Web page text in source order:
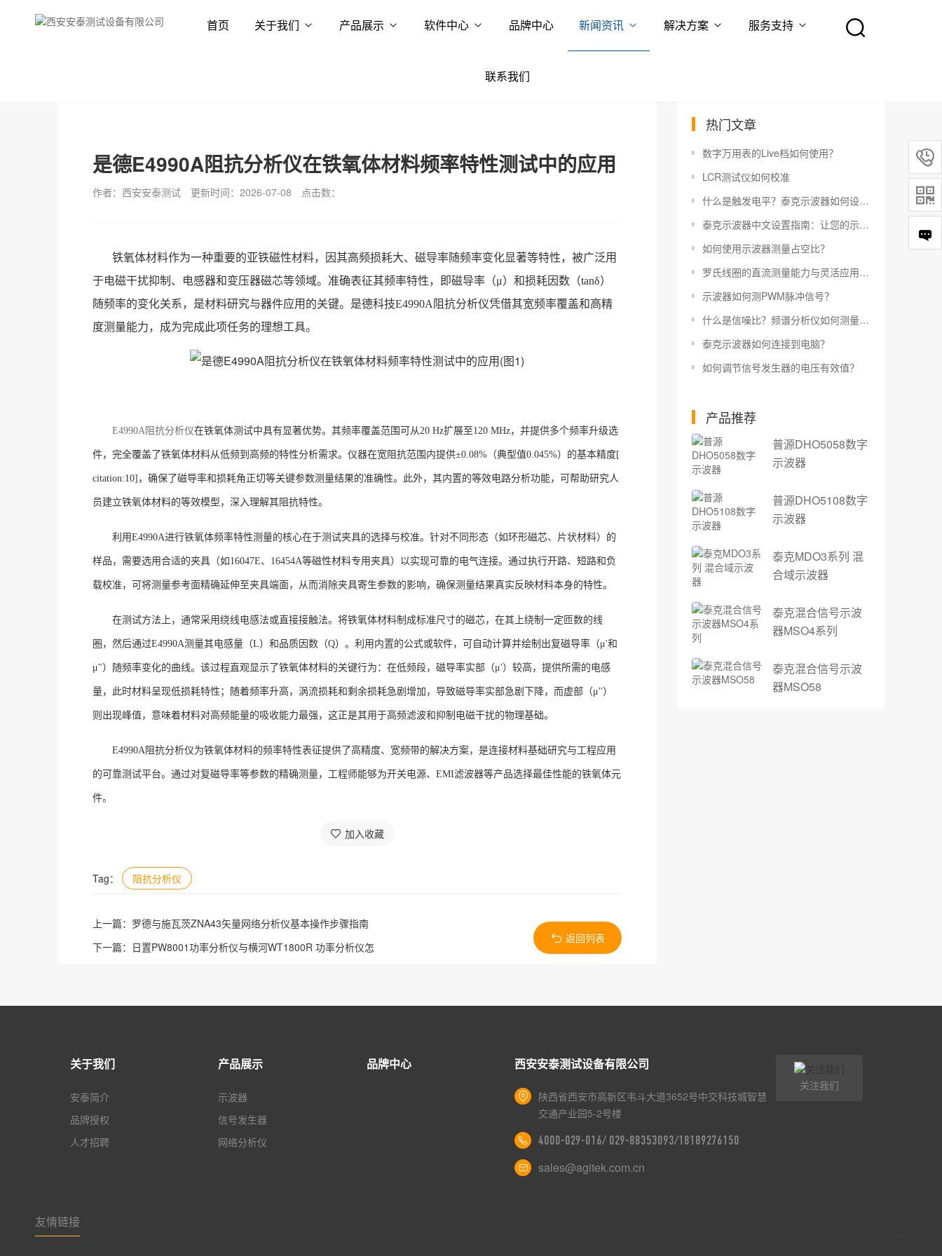
首页 关于我们 产品展示 软件中心 品牌中心 新闻资讯 解决方案 服务支持
联系我们
是德E4990A阻抗分析仪在铁氧体材料频率特性测试中的应用
作者：西安安泰测试 更新时间：2026-07-08 点击数：
铁氧体材料作为一种重要的亚铁磁性材料，因其高频损耗大、磁导率随频率变化显著等特性，被广泛用
于电磁干扰抑制、电感器和变压器磁芯等领域。准确表征其频率特性，即磁导率（μ）和损耗因数（tanδ）
随频率的变化关系，是材料研究与器件应用的关键。是德科技E4990A阻抗分析仪凭借其宽频率覆盖和高精
度测量能力，成为完成此项任务的理想工具。
E4990A阻抗分析仪在铁氧体测试中具有显著优势。其频率覆盖范围可从20 Hz扩展至120 MHz，并提供多个频率升级选
件，完全覆盖了铁氧体材料从低频到高频的特性分析需求。仪器在宽阻抗范围内提供±0.08%（典型值0.045%）的基本精度[
citation:10]，确保了磁导率和损耗角正切等关键参数测量结果的准确性。此外，其内置的等效电路分析功能，可帮助研究人
员建立铁氧体材料的等效模型，深入理解其阻抗特性。
利用E4990A进行铁氧体频率特性测量的核心在于测试夹具的选择与校准。针对不同形态（如环形磁芯、片状材料）的
样品，需要选用合适的夹具（如16047E、16454A等磁性材料专用夹具）以实现可靠的电气连接。通过执行开路、短路和负
载校准，可将测量参考面精确延伸至夹具端面，从而消除夹具寄生参数的影响，确保测量结果真实反映材料本身的特性。
在测试方法上，通常采用绕线电感法或直接接触法。将铁氧体材料制成标准尺寸的磁芯，在其上绕制一定匝数的线
圈，然后通过E4990A测量其电感量（L）和品质因数（Q）。利用内置的公式或软件，可自动计算并绘制出复磁导率（μ'和
μ''）随频率变化的曲线。该过程直观显示了铁氧体材料的关键行为：在低频段，磁导率实部（μ'）较高，提供所需的电感
量，此时材料呈现低损耗特性；随着频率升高，涡流损耗和剩余损耗急剧增加，导致磁导率实部急剧下降，而虚部（μ''）
则出现峰值，意味着材料对高频能量的吸收能力最强，这正是其用于高频滤波和抑制电磁干扰的物理基础。
E4990A阻抗分析仪为铁氧体材料的频率特性表征提供了高精度、宽频带的解决方案，是连接材料基础研究与工程应用
的可靠测试平台。通过对复磁导率等参数的精确测量，工程师能够为开关电源、EMI滤波器等产品选择最佳性能的铁氧体元
件。
加入收藏
Tag： 阻抗分析仪
上一篇： 罗德与施瓦茨ZNA43矢量网络分析仪基本操作步骤指南
下一篇： 日置PW8001功率分析仪与横河WT1800R 功率分析仪怎
返回列表
热门文章
数字万用表的Live档如何使用？
LCR测试仪如何校准
什么是触发电平？泰克示波器如何设置触发电平？
泰克示波器中文设置指南：让您的示波器更易于使用
如何使用示波器测量占空比？
罗氏线圈的直流测量能力与灵活应用指南
示波器如何测PWM脉冲信号？
什么是信噪比？频谱分析仪如何测量信噪比？
泰克示波器如何连接到电脑？
如何调节信号发生器的电压有效值？
产品推荐
普源DHO5058数字
示波器
普源DHO5108数字
示波器
泰克MDO3系列 混
合域示波器
泰克混合信号示波
器MSO4系列
泰克混合信号示波
器MSO58
关于我们
安泰简介
品牌授权
人才招聘
产品展示
示波器
信号发生器
网络分析仪
品牌中心 西安安泰测试设备有限公司
陕西省西安市高新区韦斗大道3652号中交科技城智慧
交通产业园5-2号楼
4000-029-016/ 029-88353093/18189276150
sales@agitek.com.cn
关注我们
友情链接

